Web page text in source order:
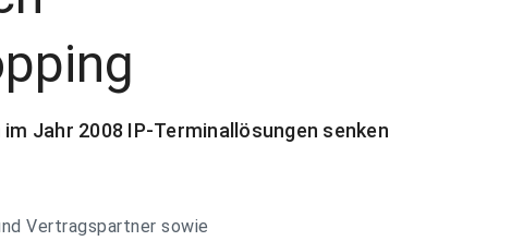
Jahr 2008 IP-Terminallösungen senken
Vertragspartner sowie